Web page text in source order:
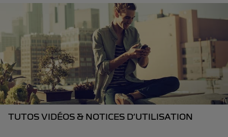
TUTOS VIDÉOS & NOTICES D’UTILISATION